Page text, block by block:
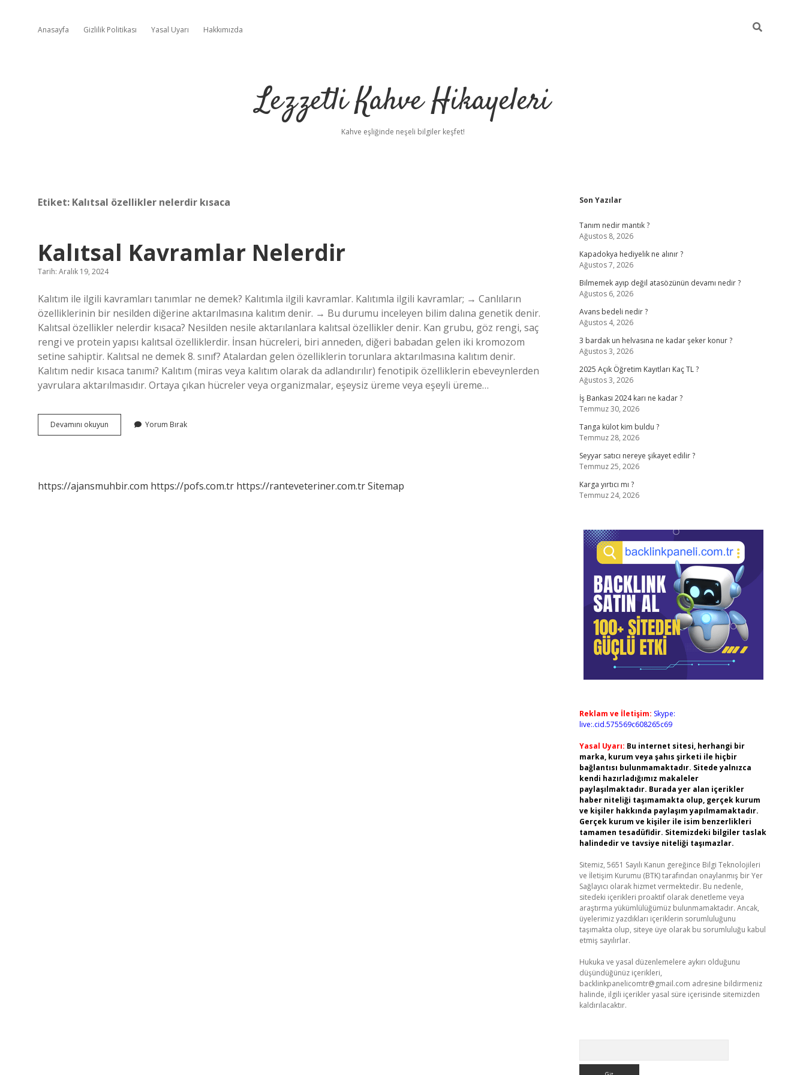
Anasayfa Gizlilik Politikası Yasal Uyarı Hakkımızda
Lezzetli Kahve Hikayeleri
Kahve eşliğinde neşeli bilgiler keşfet!
Etiket: Kalıtsal özellikler nelerdir kısaca
Kalıtsal Kavramlar Nelerdir
Tarih: Aralık 19, 2024
Kalıtım ile ilgili kavramları tanımlar ne demek? Kalıtımla ilgili kavramlar. Kalıtımla ilgili kavramlar; → Canlıların
özelliklerinin bir nesilden diğerine aktarılmasına kalıtım denir. → Bu durumu inceleyen bilim dalına genetik denir.
Kalıtsal özellikler nelerdir kısaca? Nesilden nesile aktarılanlara kalıtsal özellikler denir. Kan grubu, göz rengi, saç
rengi ve protein yapısı kalıtsal özelliklerdir. İnsan hücreleri, biri anneden, diğeri babadan gelen iki kromozom
setine sahiptir. Kalıtsal ne demek 8. sınıf? Atalardan gelen özelliklerin torunlara aktarılmasına kalıtım denir.
Kalıtım nedir kısaca tanımı? Kalıtım (miras veya kalıtım olarak da adlandırılır) fenotipik özelliklerin ebeveynlerden
yavrulara aktarılmasıdır. Ortaya çıkan hücreler veya organizmalar, eşeysiz üreme veya eşeyli üreme…
Devamını okuyun
Kavramlar
Yorum Bırak
https://ajansmuhbir.com https://pofs.com.tr https://ranteveteriner.com.trSitemap
Sidebar
Son Yazılar
Tanım nedir mantık ?
Ağustos 8, 2026
Kapadokya hediyelik ne alınır ?
Ağustos 7, 2026
Bilmemek ayıp değil atasözünün devamı nedir ?
Ağustos 6, 2026
Avans bedeli nedir ?
Ağustos 4, 2026
3 bardak un helvasına ne kadar şeker konur ?
Ağustos 3, 2026
2025 Açık Öğretim Kayıtları Kaç TL ?
Ağustos 3, 2026
İş Bankası 2024 karı ne kadar ?
Temmuz 30, 2026
Tanga külot kim buldu ?
Temmuz 28, 2026
Seyyar satıcı nereye şikayet edilir ?
Temmuz 25, 2026
Karga yırtıcı mı ?
Temmuz 24, 2026
Reklam ve İletişim: Skype:
live:.cid.575569c608265c69
Yasal Uyarı: Bu internet sitesi, herhangi bir
marka, kurum veya şahıs şirketi ile hiçbir
bağlantısı bulunmamaktadır. Sitede yalnızca
kendi hazırladığımız makaleler
paylaşılmaktadır. Burada yer alan içerikler
haber niteliği taşımamakta olup, gerçek kurum
ve kişiler hakkında paylaşım yapılmamaktadır.
Gerçek kurum ve kişiler ile isim benzerlikleri
tamamen tesadüfidir. Sitemizdeki bilgiler taslak
halindedir ve tavsiye niteliği taşımazlar.
Sitemiz, 5651 Sayılı Kanun gereğince Bilgi Teknolojileri
ve İletişim Kurumu (BTK) tarafından onaylanmış bir Yer
Sağlayıcı olarak hizmet vermektedir. Bu nedenle,
sitedeki içerikleri proaktif olarak denetleme veya
araştırma yükümlülüğümüz bulunmamaktadır. Ancak,
üyelerimiz yazdıkları içeriklerin sorumluluğunu
taşımakta olup, siteye üye olarak bu sorumluluğu kabul
etmiş sayılırlar.
Hukuka ve yasal düzenlemelere aykırı olduğunu
düşündüğünüz içerikleri,
backlinkpanelicomtr@gmail.com adresine bildirmeniz
halinde, ilgili içerikler yasal süre içerisinde sitemizden
kaldırılacaktır.